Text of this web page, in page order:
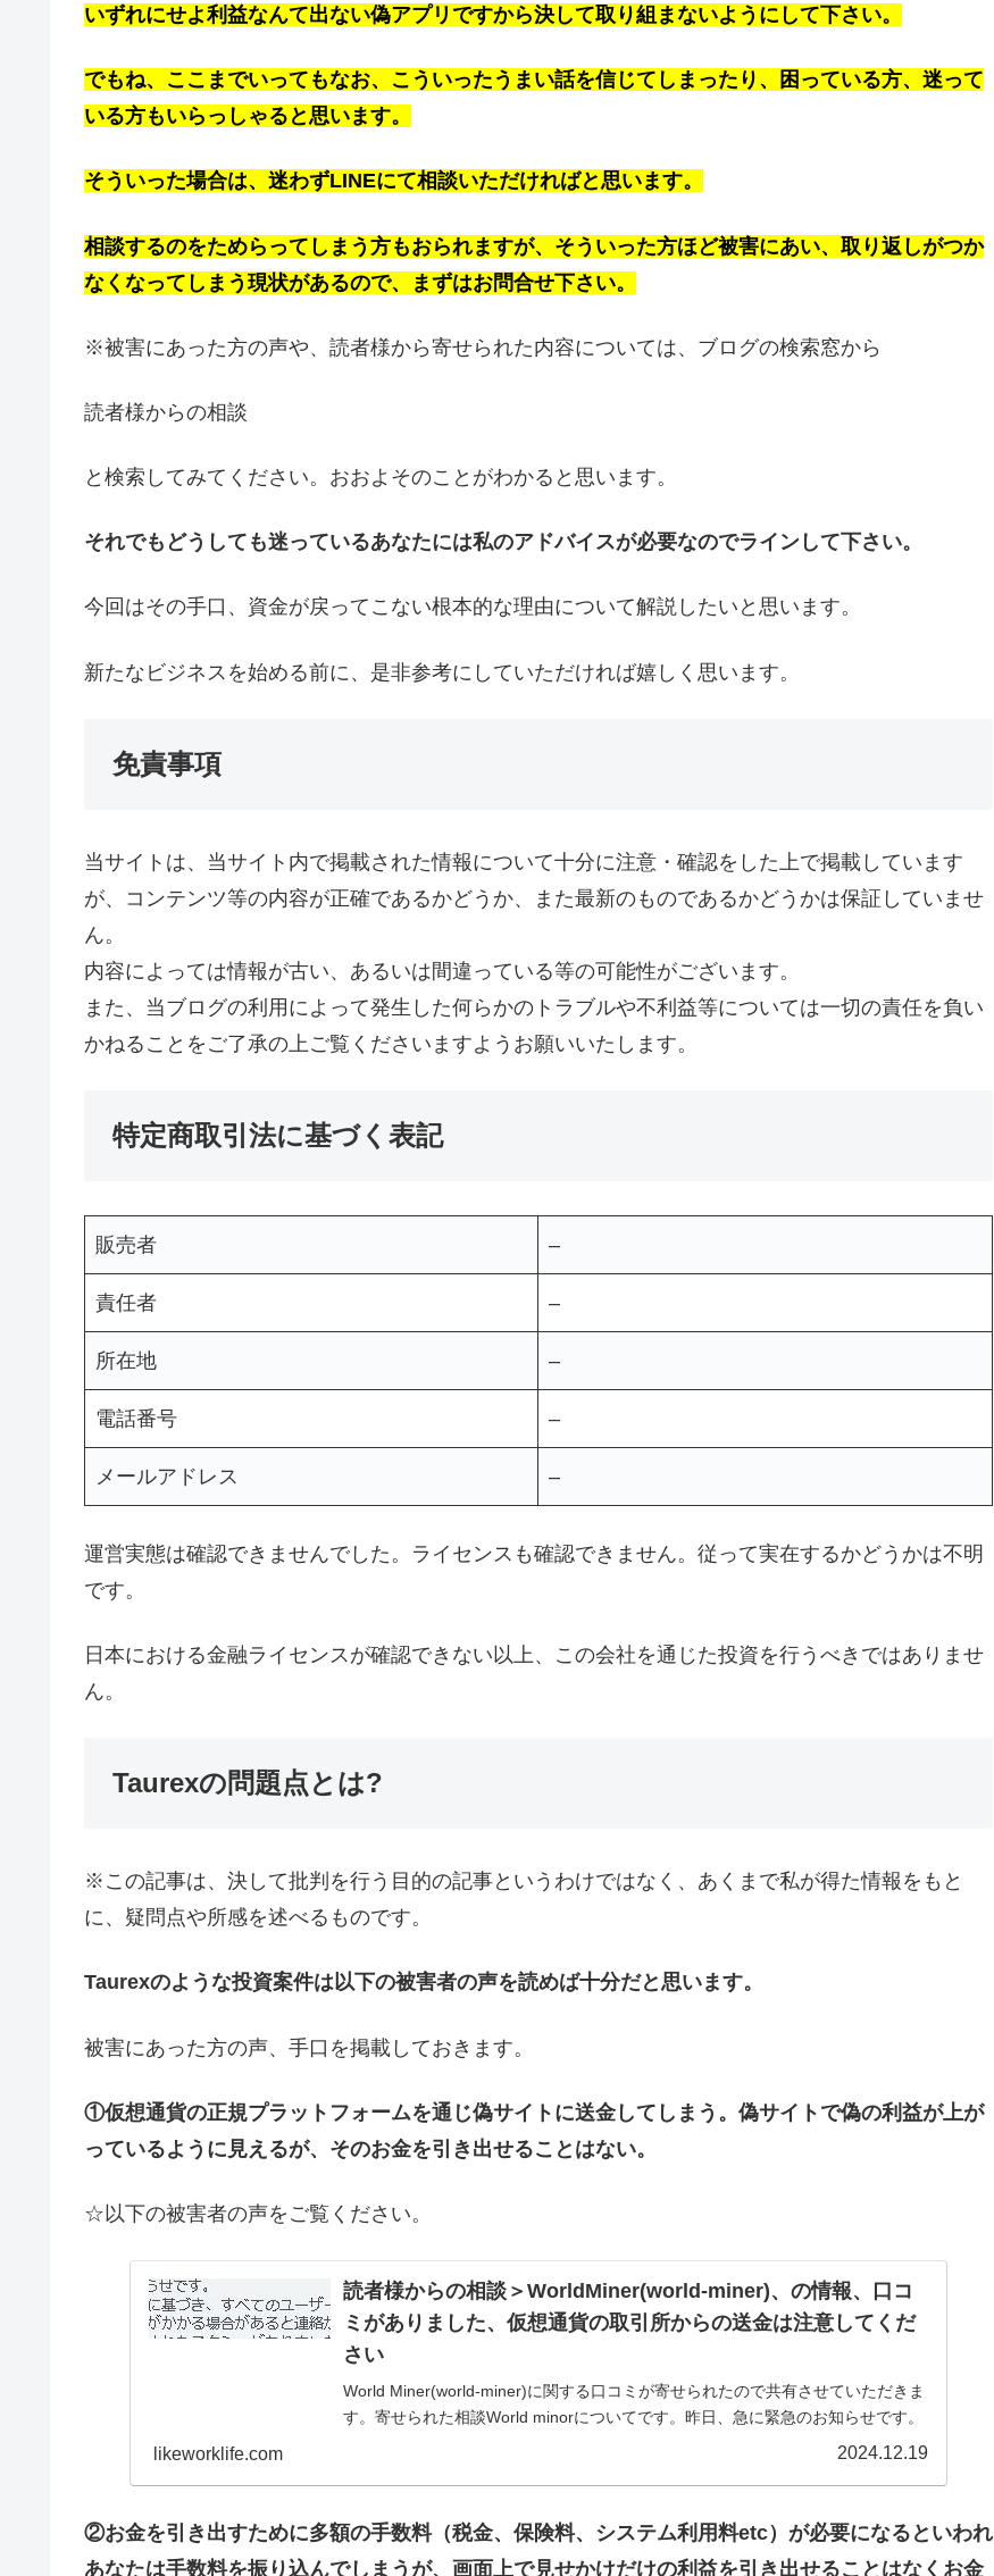
いずれにせよ利益なんて出ない偽アプリですから決して取り組まないようにして下さい。
でもね、ここまでいってもなお、こういったうまい話を信じてしまったり、困っている方、迷って
いる方もいらっしゃると思います。
そういった場合は、迷わずLINEにて相談いただければと思います。
相談するのをためらってしまう方もおられますが、そういった方ほど被害にあい、取り返しがつか
なくなってしまう現状があるので、まずはお問合せ下さい。
※被害にあった方の声や、読者様から寄せられた内容については、ブログの検索窓から
読者様からの相談
と検索してみてください。おおよそのことがわかると思います。
それでもどうしても迷っているあなたには私のアドバイスが必要なのでラインして下さい。
今回はその手口、資金が戻ってこない根本的な理由について解説したいと思います。
新たなビジネスを始める前に、是非参考にしていただければ嬉しく思います。
免責事項
当サイトは、当サイト内で掲載された情報について十分に注意・確認をした上で掲載しています
が、コンテンツ等の内容が正確であるかどうか、また最新のものであるかどうかは保証していませ
ん。
内容によっては情報が古い、あるいは間違っている等の可能性がございます。
また、当ブログの利用によって発生した何らかのトラブルや不利益等については一切の責任を負い
かねることをご了承の上ご覧くださいますようお願いいたします。
特定商取引法に基づく表記
販売者 –
責任者 –
所在地 –
電話番号 –
メールアドレス –
運営実態は確認できませんでした。ライセンスも確認できません。従って実在するかどうかは不明
です。
日本における金融ライセンスが確認できない以上、この会社を通じた投資を行うべきではありませ
ん。
Taurexの問題点とは?
※この記事は、決して批判を行う目的の記事というわけではなく、あくまで私が得た情報をもと
に、疑問点や所感を述べるものです。
Taurexのような投資案件は以下の被害者の声を読めば十分だと思います。
被害にあった方の声、手口を掲載しておきます。
①仮想通貨の正規プラットフォームを通じ偽サイトに送金してしまう。偽サイトで偽の利益が上が
っているように見えるが、そのお金を引き出せることはない。
☆以下の被害者の声をご覧ください。
読者様からの相談＞WorldMiner(world-miner)、の情報、口コ
ミがありました、仮想通貨の取引所からの送金は注意してくだ
さい
World Miner(world-miner)に関する口コミが寄せられたので共有させていただきま
す。寄せられた相談World minorについてです。昨日、急に緊急のお知らせです。
likeworklife.com 2024.12.19
②お金を引き出すために多額の手数料（税金、保険料、システム利用料etc）が必要になるといわれ
あなたは手数料を振り込んでしまうが、画面上で見せかけだけの利益を引き出せることはなくお金